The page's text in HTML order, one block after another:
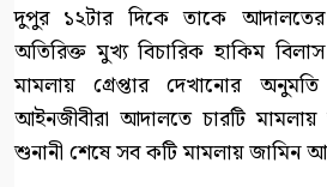
দুপুর ১২টার দিকে তাকে
অতিরিক্ত মুখ্য বিচারিক হাকিম
মামলায় গ্রেপ্তার দেখানোর
আইনজীবীরা আদালতে চারটি
শুনানী শেষে সব কটি মামলায় জামিন